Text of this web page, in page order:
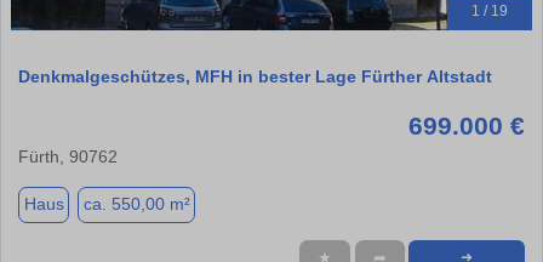
1 / 19
Denkmalgeschützes, MFH in bester Lage Fürther Altstadt
699.000 €
Fürth, 90762
Haus ca. 550,00 m²
★ ➦ ➜